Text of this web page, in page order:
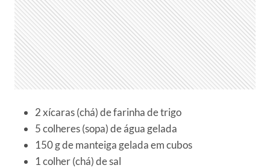
2 xícaras (chá) de farinha de trigo
5 colheres (sopa) de água gelada
150 g de manteiga gelada em cubos
1 colher (chá) de sal